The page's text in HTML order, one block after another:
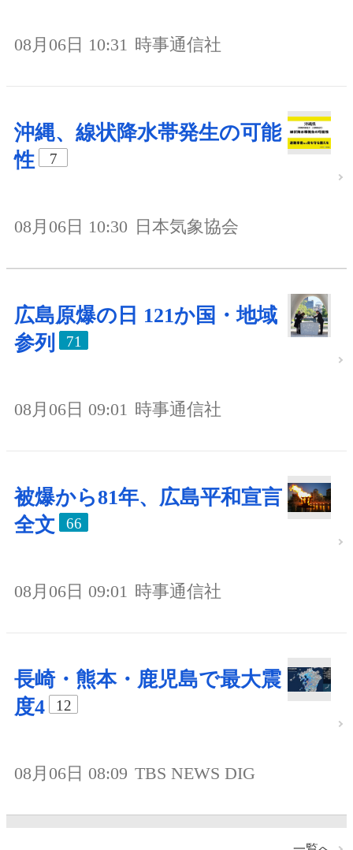
08月06日 10:31 時事通信社
沖縄、線状降水帯発生の可能
性
7
08月06日 10:30 日本気象協会
広島原爆の日 121か国・地域
参列
71
08月06日 09:01 時事通信社
被爆から81年、広島平和宣言
全文
66
08月06日 09:01 時事通信社
長崎・熊本・鹿児島で最大震
度4
12
08月06日 08:09 TBS NEWS DIG